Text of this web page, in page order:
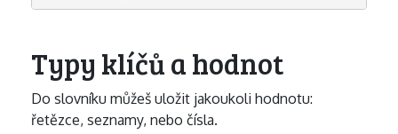
Typy klíčů a hodnot
Do slovníku můžeš uložit jakoukoli hodnotu:
řetězce, seznamy, nebo čísla.